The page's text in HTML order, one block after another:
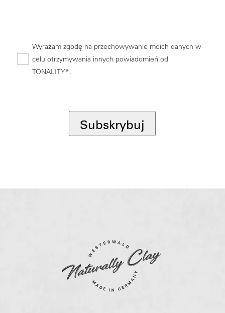
Wyrażam zgodę na przechowywanie moich danych w
celu otrzymywania innych powiadomień od
TONALITY*.
Subskrybuj